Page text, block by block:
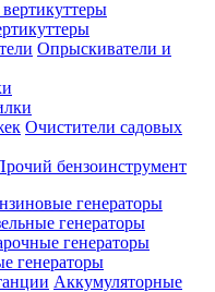
Опрыскиватели и
Очистители садовых
бензоинструмент
генераторы
генераторы
генераторы
генераторы
Аккумуляторные